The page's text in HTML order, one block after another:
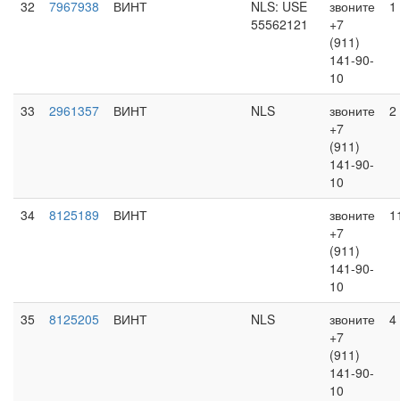
32 7967938 ВИНТ
NLS: USE
55562121
звоните
+7
(911)
141-90-
10
1
33 2961357 ВИНТ NLS
звоните
+7
(911)
141-90-
10
2
34 8125189 ВИНТ
звоните
+7
(911)
141-90-
10
35 8125205 ВИНТ NLS
звоните
+7
(911)
141-90-
10
4